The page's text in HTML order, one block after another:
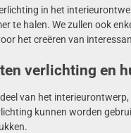
in het
te halen. We zullen ook
het creëren van
verlichting en
van het
kunnen worden